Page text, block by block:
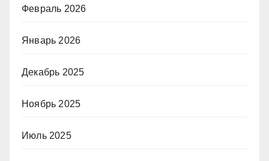
Февраль 2026
Январь 2026
Декабрь 2025
Ноябрь 2025
Июль 2025